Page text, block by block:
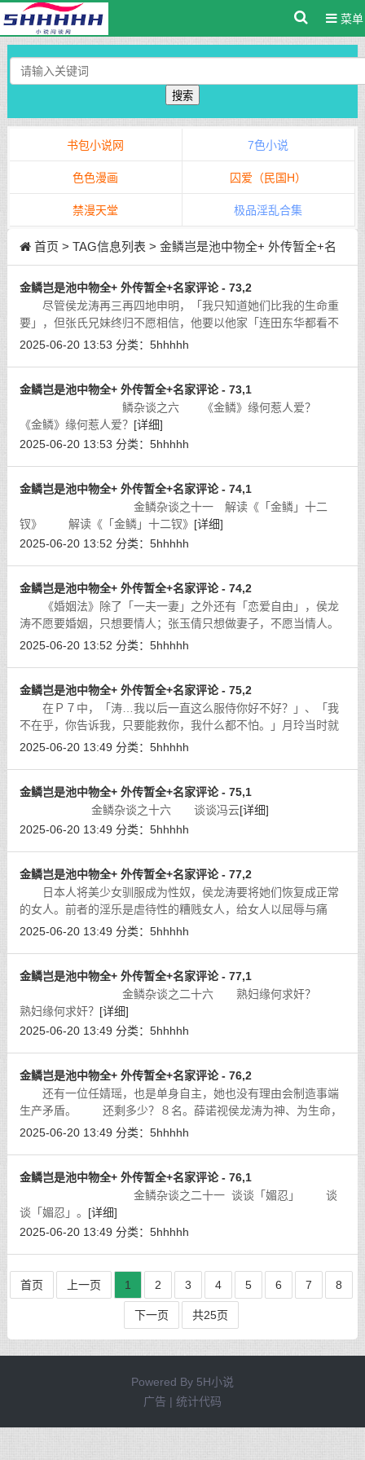
菜单
搜索
书包小说网 7色小说
色色漫画 囚爱（民国H）
禁漫天堂 极品淫乱合集
首页 > TAG信息列表 > 金鳞岂是池中物全+ 外传暂全+名
金鳞岂是池中物全+ 外传暂全+名家评论 - 73,2
尽管侯龙涛再三再四地申明，「我只知道她们比我的生命重
要」，但张氏兄妹终归不愿相信，他要以他家「连田东华都看不
上」的赫赫权势，来压服这「一个毫无根底的小痞子」，她要这
2025-06-20 13:53 分类： 5hhhhh
金鳞岂是池中物全+ 外传暂全+名家评论 - 73,1
鳞杂谈之六 《金鳞》缘何惹人爱？
《金鳞》缘何惹人爱？ [详细]
2025-06-20 13:53 分类： 5hhhhh
金鳞岂是池中物全+ 外传暂全+名家评论 - 74,1
金鳞杂谈之十一 解读《「金鳞」十二
钗》 解读《「金鳞」十二钗》 [详细]
2025-06-20 13:52 分类： 5hhhhh
金鳞岂是池中物全+ 外传暂全+名家评论 - 74,2
《婚姻法》除了「一夫一妻」之外还有「恋爱自由」，侯龙
涛不愿要婚姻，只想要情人；张玉倩只想做妻子，不愿当情人。
这种现象，在理论上称之为「矛盾」。
2025-06-20 13:52 分类： 5hhhhh
金鳞岂是池中物全+ 外传暂全+名家评论 - 75,2
在Ｐ７中，「涛…我以后一直这么服侍你好不好？」、「我
不在乎，你告诉我，只要能救你，我什么都不怕。」月玲当时就
已下了决心。[详细]
2025-06-20 13:49 分类： 5hhhhh
金鳞岂是池中物全+ 外传暂全+名家评论 - 75,1
金鳞杂谈之十六 谈谈冯云[详细]
2025-06-20 13:49 分类： 5hhhhh
金鳞岂是池中物全+ 外传暂全+名家评论 - 77,2
日本人将美少女驯服成为性奴，侯龙涛要将她们恢复成正常
的女人。前者的淫乐是虐待性的糟贱女人，给女人以屈辱与痛
苦；后者的淫乐是人性化的疼爱女人，给女人以正常的地位与欢
2025-06-20 13:49 分类： 5hhhhh
金鳞岂是池中物全+ 外传暂全+名家评论 - 77,1
金鳞杂谈之二十六 熟妇缘何求奸？
熟妇缘何求奸？ [详细]
2025-06-20 13:49 分类： 5hhhhh
金鳞岂是池中物全+ 外传暂全+名家评论 - 76,2
还有一位任婧瑶，也是单身自主，她也没有理由会制造事端
生产矛盾。 还剩多少？８名。薛诺视侯龙涛为神、为生命，
许如云是她的干妈，何莉萍是她的亲妈。司徒清影是何莉萍的干
2025-06-20 13:49 分类： 5hhhhh
金鳞岂是池中物全+ 外传暂全+名家评论 - 76,1
金鳞杂谈之二十一 谈谈「媚忍」 谈
谈「媚忍」。 [详细]
2025-06-20 13:49 分类： 5hhhhh
首页 上一页 1 2 3 4 5 6 7 8
下一页 共25页
Powered By 5H小说
广告 | 统计代码